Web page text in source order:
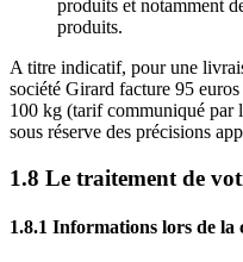
produits et notamment
produits.
A titre indicatif, pour une
société Girard facture 95
100 kg (tarif communiqué par
sous réserve des précisions
1.8 Le traitement de
1.8.1 Informations lors de la